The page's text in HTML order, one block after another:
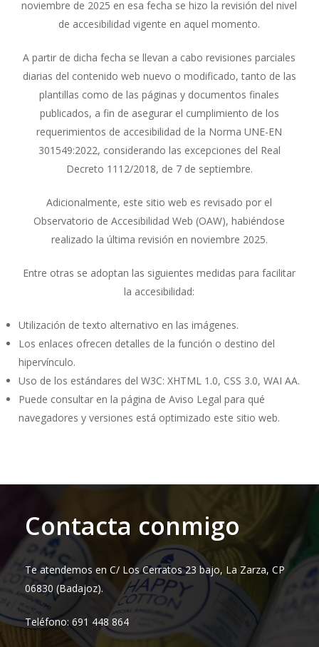
noviembre de 2025 en esa fecha se hizo la revisión del nivel
de accesibilidad vigente en aquel momento.
A partir de dicha fecha se llevan a cabo revisiones parciales
diarias del contenido web nuevo o modificado, tanto de las
plantillas como de las páginas y documentos finales
publicados, a fin de asegurar el cumplimiento de los
requerimientos de accesibilidad de la Norma UNE-EN
301549:2022, considerando las excepciones del Real
Decreto 1112/2018, de 7 de septiembre.
Adicionalmente, este sitio web es revisado por el
Observatorio de Accesibilidad Web (OAW), habiéndose
realizado la última revisión en noviembre 2025.
Entre otras se adoptan las siguientes medidas para facilitar
la accesibilidad:
Utilización de texto alternativo en las imágenes.
Los enlaces ofrecen detalles de la función o destino del
hipervínculo.
Uso de los estándares del W3C: XHTML 1.0, CSS 3.0, WAI AA.
Puede consultar en la página de Aviso Legal para qué
navegadores y versiones está optimizado este sitio web.
Contacta conmigo
Te atendemos en C/ Los Cerratos 23 bajo, La Zarza, CP
06830 (Badajoz).
Teléfono: 691 448 864